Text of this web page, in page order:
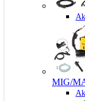
MIG/